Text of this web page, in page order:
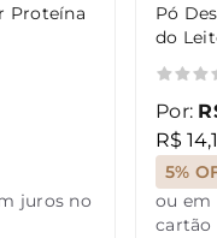
Proteína
juros no
Pó
do
Por:
R$
5%
ou em
cartão